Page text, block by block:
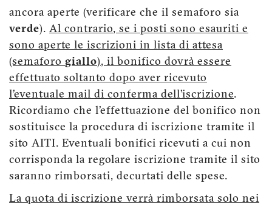
ancora aperte (verificare che il semaforo sia
verde). Al contrario, se i posti sono esauriti e
sono aperte le iscrizioni in lista di attesa
(semaforo giallo), il bonifico dovrà essere
effettuato soltanto dopo aver ricevuto
l’eventuale mail di conferma dell’iscrizione.
Ricordiamo che l’effettuazione del bonifico non
sostituisce la procedura di iscrizione tramite il
sito AITI. Eventuali bonifici ricevuti a cui non
corrisponda la regolare iscrizione tramite il sito
saranno rimborsati, decurtati delle spese.
La quota di iscrizione verrà rimborsata solo nei